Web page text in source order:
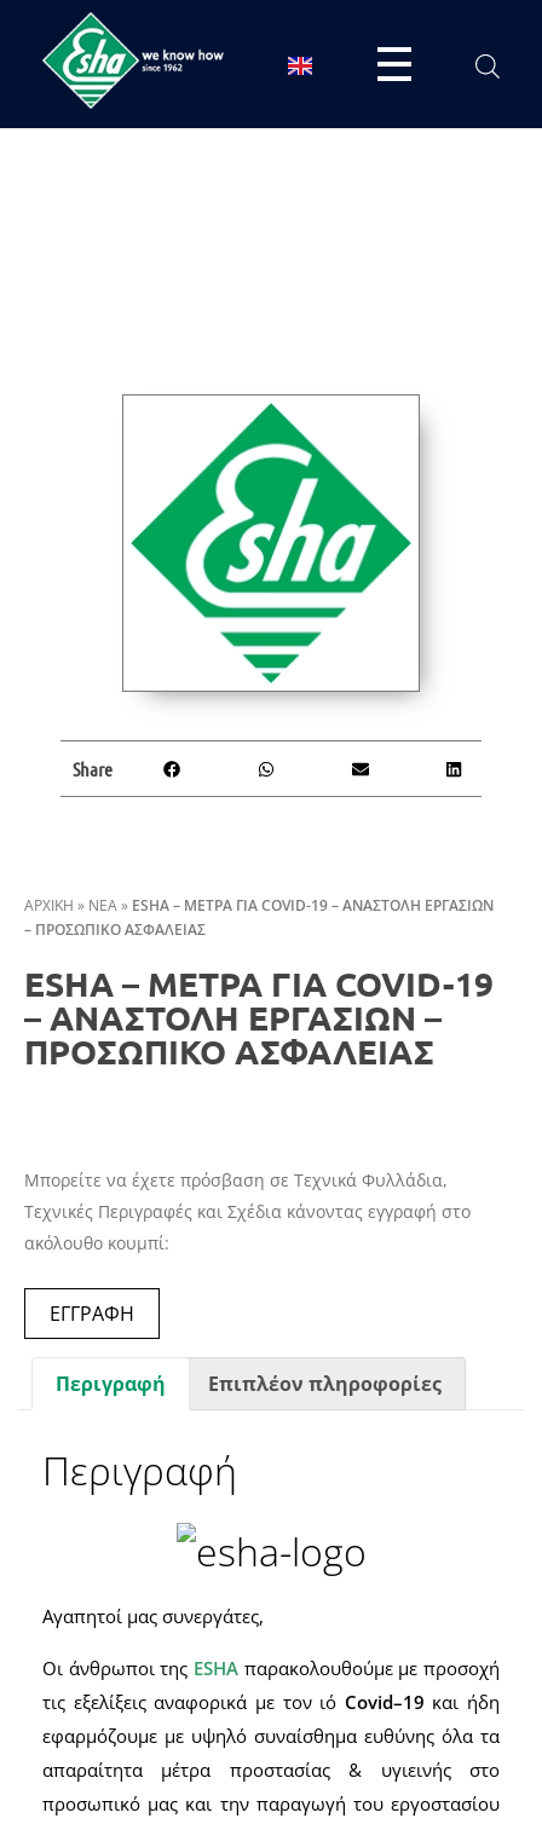
ESHA
ΑΡΧΙΚΗ » ΝΕΑ» ESHA – METΡΑ ΓΙΑ COVID-19 – ΑΝΑΣΤΟΛΗ ΕΡΓΑΣΙΩΝ
– ΠΡΟΣΩΠΙΚΟ ΑΣΦΑΛΕΙΑΣ
ESHA – METΡΑ ΓΙΑ COVID-19
– ΑΝΑΣΤΟΛΗ ΕΡΓΑΣΙΩΝ –
ΠΡΟΣΩΠΙΚΟ ΑΣΦΑΛΕΙΑΣ
Μπορείτε να έχετε πρόσβαση σε Τεχνικά Φυλλάδια,
Τεχνικές Περιγραφές και Σχέδια κάνοντας εγγραφή στο
ακόλουθο κουμπί:
ΕΓΓΡΑΦΗ
Share
Περιγραφή Επιπλέον πληροφορίες
Περιγραφή
Αγαπητοί μας συνεργάτες,
Οι άνθρωποι της ESHA παρακολουθούμε με προσοχή
τις εξελίξεις αναφορικά με τον ιό Covid–19 και ήδη
εφαρμόζουμε με υψηλό συναίσθημα ευθύνης όλα τα
απαραίτητα μέτρα προστασίας & υγιεινής στο
προσωπικό μας και την παραγωγή του εργοστασίου